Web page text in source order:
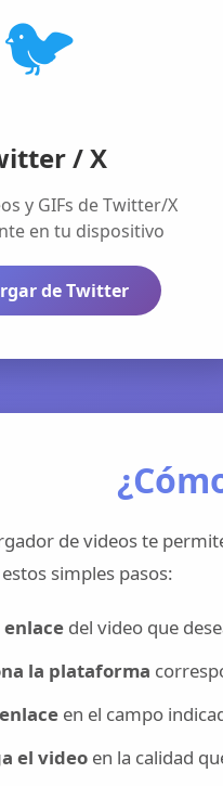
🐦
/ X
y GIFs de Twitter/X
en tu dispositivo
de Twitter
de videos te
simples pasos:
enlace del video que
la plataforma
en el campo
el video en la calidad